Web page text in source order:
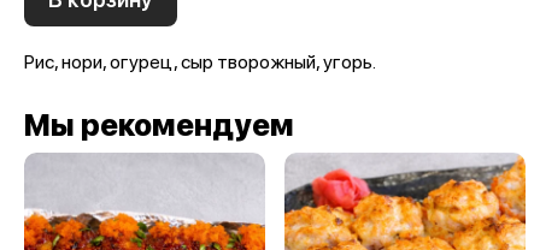
Рис, нори, огурец, сыр творожный, угорь.
Мы рекомендуем